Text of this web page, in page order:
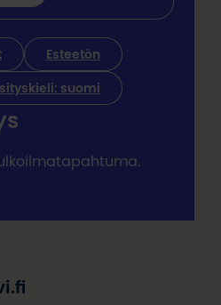
Esteetön
suomi